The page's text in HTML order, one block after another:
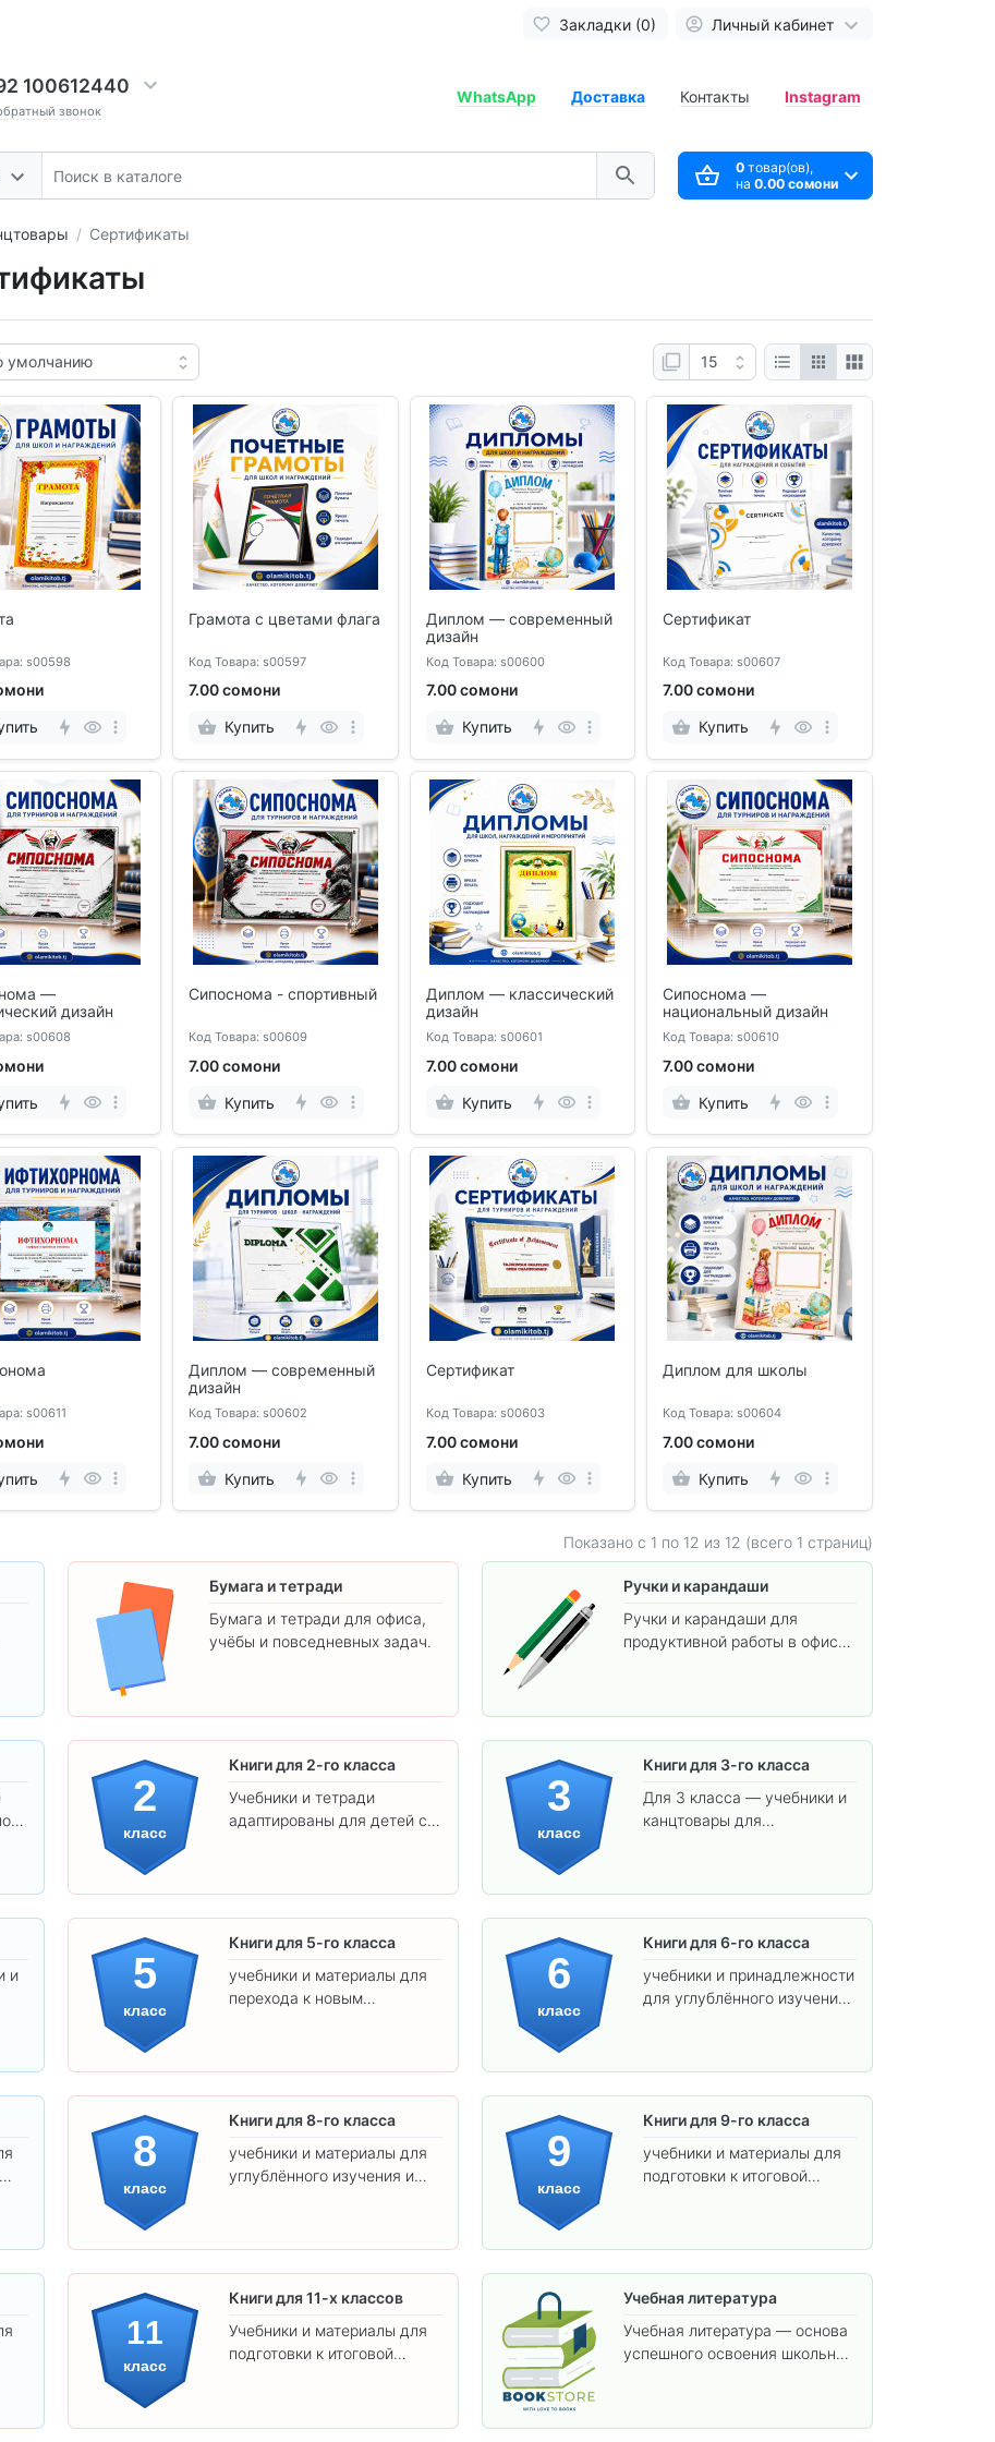
Закладки (0) Личный кабинет
100612440
звонок
WhatsApp Доставка Контакты Instagram
0товар(ов),
на 0.00 сомони
Сертификаты
s00598
Грамота с цветами флага
Код Товара: s00597
7.00 сомони
Купить
Диплом — современный
дизайн
Код Товара: s00600
7.00 сомони
Купить
Сертификат
Код Товара: s00607
7.00 сомони
Купить
—
дизайн
s00608
Сипоснома - спортивный
Код Товара: s00609
7.00 сомони
Купить
Диплом — классический
дизайн
Код Товара: s00601
7.00 сомони
Купить
Сипоснома —
национальный дизайн
Код Товара: s00610
7.00 сомони
Купить
s00611
Диплом — современный
дизайн
Код Товара: s00602
7.00 сомони
Купить
Сертификат
Код Товара: s00603
7.00 сомони
Купить
Диплом для школы
Код Товара: s00604
7.00 сомони
Купить
Показано с 1 по 12 из 12 (всего 1 страниц)
Бумага и тетради
Бумага и тетради для офиса,
учёбы и повседневных задач.
Ручки и карандаши
Ручки и карандаши для
продуктивной работы в офисе
2
класс
Книги для 2-го класса
Учебники и тетради
адаптированы для детей с
товары соответствуют
3
класс
Книги для 3-го класса
Для 3 класса — учебники и
канцтовары для
и
5
класс
Книги для 5-го класса
учебники и материалы для
перехода к новым
6
класс
Книги для 6-го класса
учебники и принадлежности
для углублённого изучения
8
класс
Книги для 8-го класса
учебники и материалы для
углублённого изучения и
9
класс
Книги для 9-го класса
учебники и материалы для
подготовки к итоговой
11
класс
Книги для 11-х классов
Учебники и материалы для
подготовки к итоговой
Учебная литература
Учебная литература — основа
успешного освоения школьной